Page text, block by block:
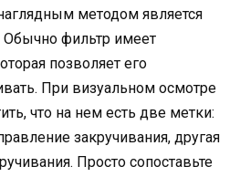
методом является
Обычно фильтр имеет
позволяет его
При визуальном осмотре
что на нем есть две метки:
закручивания, другая
Просто сопоставьте